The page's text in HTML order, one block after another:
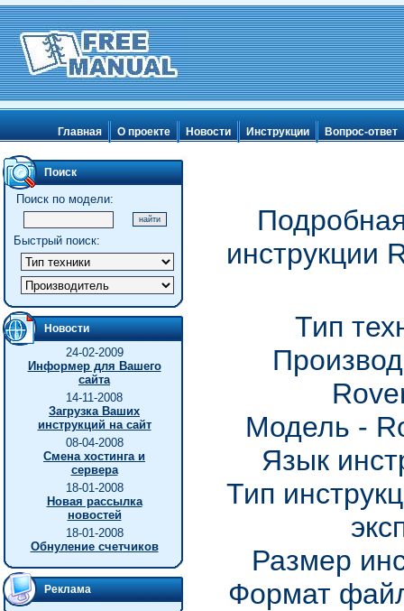
Главная О проекте Новости Инструкции Вопрос-ответ
Поиск
Поиск по модели:
Быстрый поиск:
Новости
24-02-2009
Информер для Вашего
сайта
14-11-2008
Загрузка Ваших
инструкций на сайт
08-04-2008
Смена хостинга и
сервера
18-01-2008
Новая рассылка
новостей
18-01-2008
Обнуление счетчиков
Реклама
инструкции
Тип
Модель -
Язык
Тип
Размер
Формат